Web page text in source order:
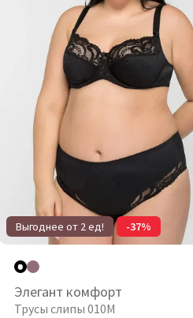
Выгоднее от 2 ед! -37%
Элегант комфорт
Трусы слипы 010М